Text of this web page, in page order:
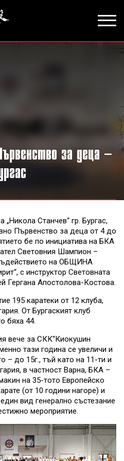
за деца –
Станчев“ гр. Бургас,
Първенство за деца от 4 до
бе по инициатива на БКА
Световния Шампион –
на ОБЩИНА
с инструктор Световната
Гергана Апостолова-Костова.
195 каратеки от 12 клуба,
От Бургаският клуб
бяха 44.
вече за СКК“Киокушин
тази година се увеличи и
– до 15г., тъй като на 11-ти и
в частност Варна, БКА –
на 35-тото Европейско
(от 10 години нагоре) и
вид генерално състезание
мероприятие.